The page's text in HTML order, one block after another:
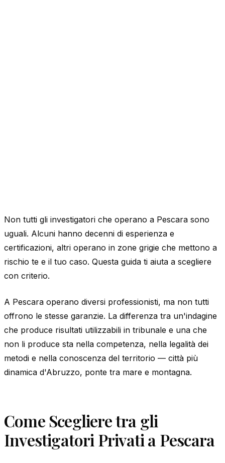
Non tutti gli investigatori che operano a Pescara sono
uguali. Alcuni hanno decenni di esperienza e
certificazioni, altri operano in zone grigie che mettono a
rischio te e il tuo caso. Questa guida ti aiuta a scegliere
con criterio.
A Pescara operano diversi professionisti, ma non tutti
offrono le stesse garanzie. La differenza tra un'indagine
che produce risultati utilizzabili in tribunale e una che
non li produce sta nella competenza, nella legalità dei
metodi e nella conoscenza del territorio — città più
dinamica d'Abruzzo, ponte tra mare e montagna.
Come Scegliere tra gli
Investigatori Privati a Pescara